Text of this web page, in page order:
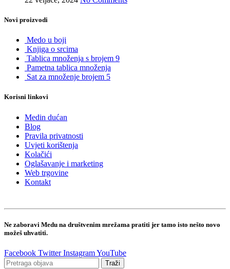
Novi proizvodi
Medo u boji
Knjiga o srcima
Tablica množenja s brojem 9
Pametna tablica množenja
Sat za množenje brojem 5
Korisni linkovi
Medin dućan
Blog
Pravila privatnosti
Uvjeti korištenja
Kolačići
Oglašavanje i marketing
Web trgovine
Kontakt
Ne zaboravi Medu na društvenim mrežama pratiti jer tamo isto nešto novo
možeš uhvatiti.
Facebook Twitter InstagramYouTube
Traži